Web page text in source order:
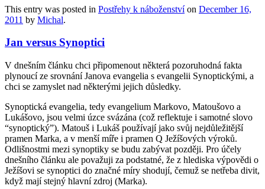
This entry was posted in Postřehy k náboženstvíon December 16,
2011 by Michal.
Jan versus Synoptici
V dnešním článku chci připomenout některá pozoruhodná fakta
plynoucí ze srovnání Janova evangelia s evangelii Synoptickými, a
chci se zamyslet nad některými jejich důsledky.
Synoptická evangelia, tedy evangelium Markovo, Matoušovo a
Lukášovo, jsou velmi úzce svázána (což reflektuje i samotné slovo
“synoptický”). Matouš i Lukáš používají jako svůj nejdůležitější
pramen Marka, a v menší míře i pramen Q Ježíšových výroků.
Odlišnostmi mezi synoptiky se budu zabývat později. Pro účely
dnešního článku ale považuji za podstatné, že z hlediska výpovědi o
Ježíšovi se synoptici do značné míry shodují, čemuž se netřeba divit,
když mají stejný hlavní zdroj (Marka).